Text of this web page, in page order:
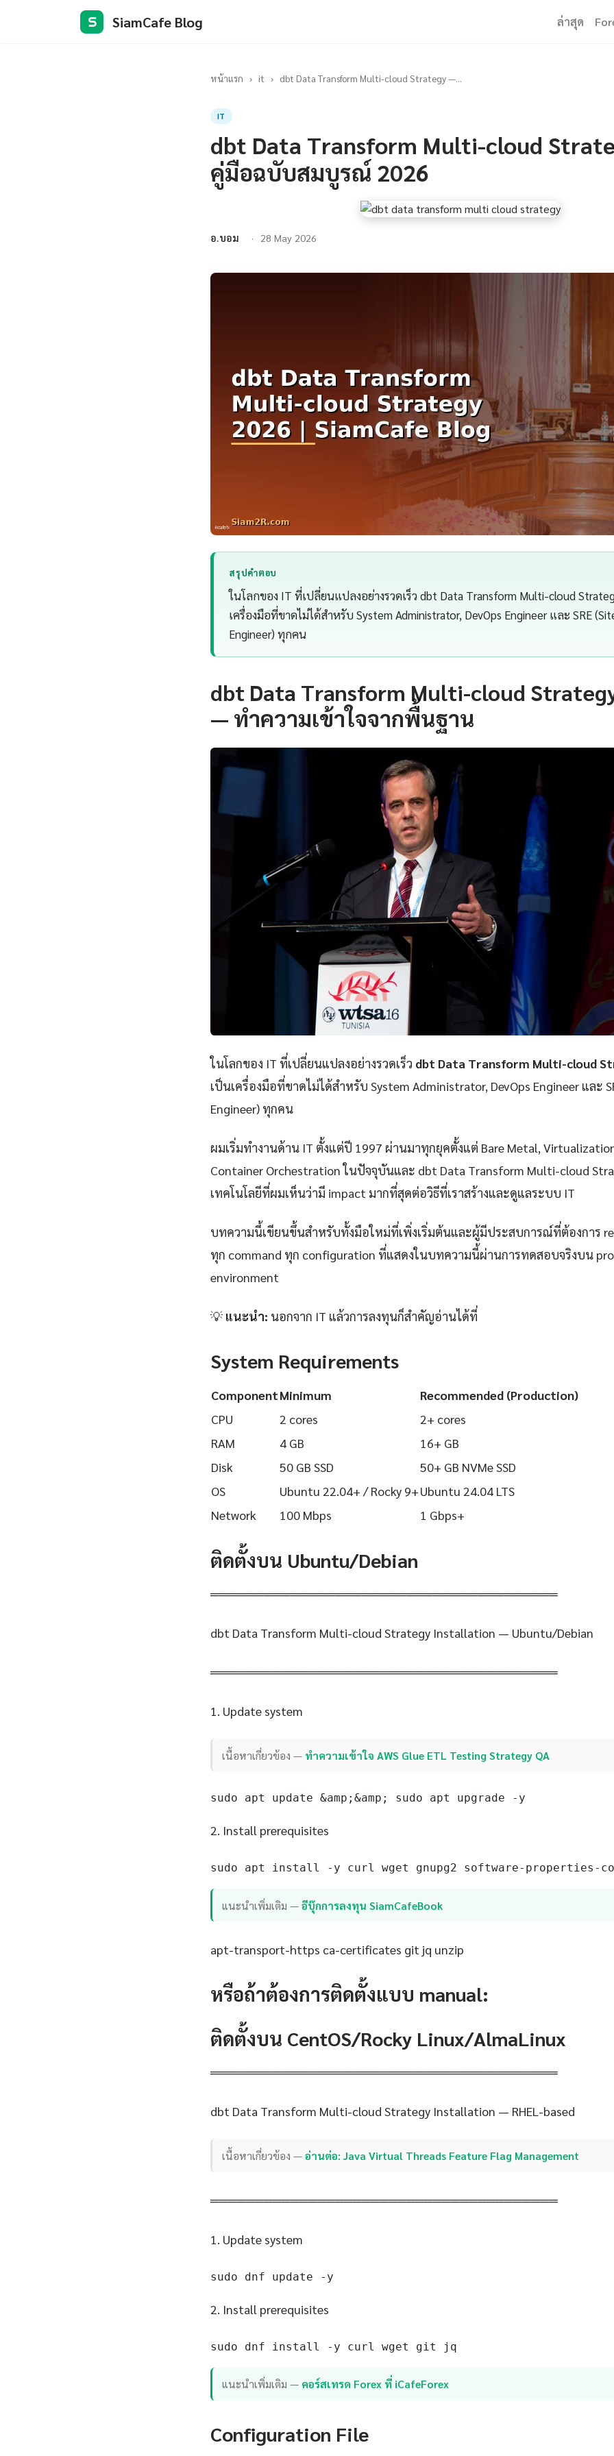
S SiamCafe Blog ล่าสุด
หน้าแรก › it › dbt Data Transform Multi-cloud Strategy —...
IT
dbt Data Transform Multi-cloud
คู่มือฉบับสมบูรณ์ 2026
อ.บอม 28 May 2026
สรุปคำตอบ
ในโลกของ IT ที่เปลี่ยนแปลงอย่างรวดเร็ว dbt Data Transform Multi-cloud
เครื่องมือที่ขาดไม่ได้สำหรับ System Administrator, DevOps Engineer และ SRE
Engineer) ทุกคน
dbt Data Transform Multi-cloud
— ทำความเข้าใจจากพื้นฐาน
ในโลกของ IT ที่เปลี่ยนแปลงอย่างรวดเร็ว dbt Data Transform Multi-cloud
เป็นเครื่องมือที่ขาดไม่ได้สำหรับ System Administrator, DevOps Engineer และ
Engineer) ทุกคน
ผมเริ่มทำงานด้าน IT ตั้งแต่ปี 1997 ผ่านมาทุกยุคตั้งแต่ Bare Metal,
Container Orchestration ในปัจจุบันและ dbt Data Transform Multi-cloud
เทคโนโลยีที่ผมเห็นว่ามี impact มากที่สุดต่อวิธีที่เราสร้างและดูแลระบบ IT
บทความนี้เขียนขึ้นสำหรับทั้งมือใหม่ที่เพิ่งเริ่มต้นและผู้มีประสบการณ์ที่ต้องการ
ทุก command ทุก configuration ที่แสดงในบทความนี้ผ่านการทดสอบจริงบน
environment
💡 แนะนำ: นอกจาก IT แล้วการลงทุนก็สำคัญอ่านได้ที่
System Requirements
ComponentMinimum
Recommended (Production)
CPU
2 cores
2+ cores
RAM
4 GB
16+ GB
Disk
50 GB SSD
50+ GB NVMe SSD
OS
Ubuntu 22.04+ / Rocky 9+Ubuntu 24.04 LTS
Network
100 Mbps 1 Gbps+
ติดตั้งบน Ubuntu/Debian
═══════════════════════════════════════
dbt Data Transform Multi-cloud Strategy Installation — Ubuntu/Debian
═══════════════════════════════════════
1. Update system
เนื้อหาเกี่ยวข้อง — ทำความเข้าใจ AWS Glue ETL Testing Strategy QA
sudo apt update &amp;&amp; sudo apt upgrade -y
2. Install prerequisites
sudo apt install -y curl wget gnupg2 software-properties-
แนะนำเพิ่มเติม —อีบุ๊กการลงทุน SiamCafeBook
apt-transport-https ca-certificates git jq unzip
หรือถ้าต้องการติดตั้งแบบ manual:
ติดตั้งบน CentOS/Rocky Linux/AlmaLinux
═══════════════════════════════════════
dbt Data Transform Multi-cloud Strategy Installation — RHEL-based
เนื้อหาเกี่ยวข้อง —อ่านต่อ: Java Virtual Threads Feature Flag Management
═══════════════════════════════════════
1. Update system
sudo dnf update -y
2. Install prerequisites
sudo dnf install -y curl wget git jq
แนะนำเพิ่มเติม — คอร์สเทรด Forex ที่ iCafeForex
Configuration File